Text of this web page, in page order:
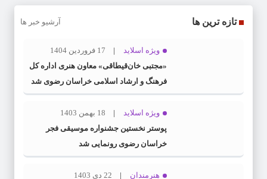
تازه ترین ها آرشیو خبر ها
ویژه اسلاید
17 فروردین 1404
«مجتبی خان‌قیطاقی» معاون هنری اداره کل
فرهنگ و ارشاد اسلامی خراسان رضوی شد
ویژه اسلاید
18 بهمن 1403
پوستر نخستین جشنواره موسیقی فجر
خراسان رضوی رونمایی شد
هنرمندان
22 دی 1403